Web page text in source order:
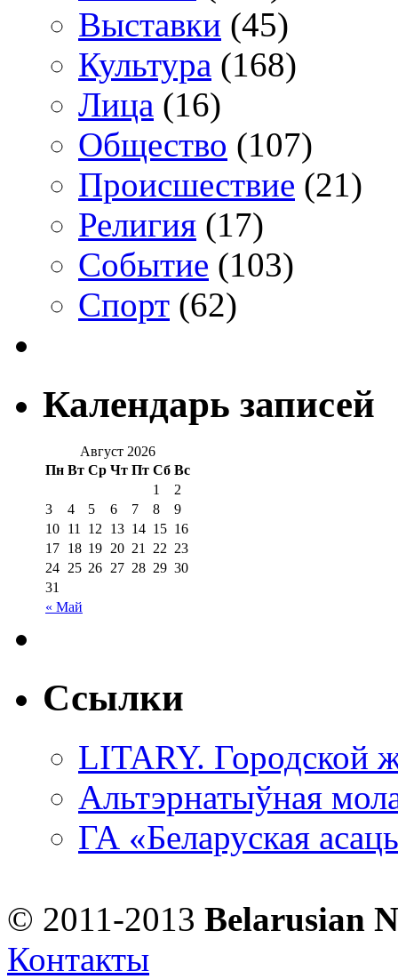
Выставки (45)
Культура (168)
Лица (16)
Общество (107)
Происшествие (21)
Религия (17)
Событие (103)
Спорт (62)
Календарь записей
Август 2026
Пн Вт Ср Чт Пт Сб Вс
« Май
1
2
3
4 5 6 7 8
9
10 11 12 13 14 15 16
17 18 19 20 21 22 23
24 25 26 27 28 29 30
31
Ссылки
LITARY. Городской
Альтэрнатыўная
ГА «Беларуская
© 2011-2013 Belarusian
Контакты